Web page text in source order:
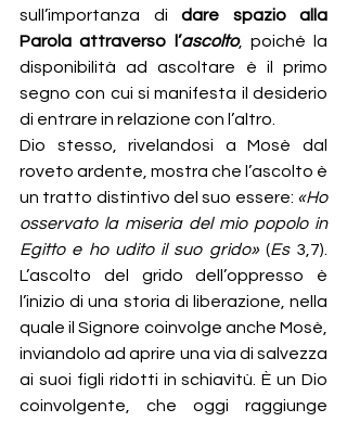
sull’importanza di dare spazio alla
Parola attraverso l’ascolto, poiché la
disponibilità ad ascoltare è il primo
segno con cui si manifesta il desiderio
di entrare in relazione con l’altro.
Dio stesso, rivelandosi a Mosè dal
roveto ardente, mostra che l’ascolto è
un tratto distintivo del suo essere: «Ho
osservato la miseria del mio popolo in
Egitto e ho udito il suo grido» (Es 3,7).
L’ascolto del grido dell’oppresso è
l’inizio di una storia di liberazione, nella
quale il Signore coinvolge anche Mosè,
inviandolo ad aprire una via di salvezza
ai suoi figli ridotti in schiavitù. È un Dio
coinvolgente, che oggi raggiunge